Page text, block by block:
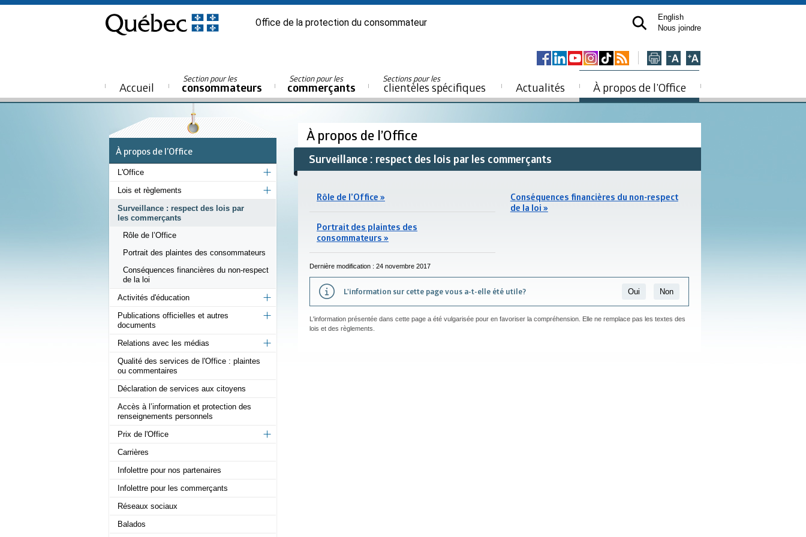
Office de la protection du consommateur
English
Nous joindre
Accueil
Section pour les
consommateurs
Section pour les
commerçants
Sections pour les
clientèles spécifiques Actualités À propos de l’Office
À propos de l’Office
L'Office
Lois et règlements
Surveillance : respect des lois par
les commerçants
Rôle de l’Office
Portrait des plaintes des consommateurs
Conséquences financières du non-respect
de la loi
Activités d'éducation
Publications officielles et autres
documents
Relations avec les médias
Qualité des services de l'Office : plaintes
ou commentaires
Déclaration de services aux citoyens
Accès à l’information et protection des
renseignements personnels
Prix de l'Office
Carrières
Infolettre pour nos partenaires
Infolettre pour les commerçants
Réseaux sociaux
Balados
À propos de l’Office
Surveillance : respect des lois par les commerçants
Rôle de l’Office »
Portrait des plaintes des
consommateurs »
Conséquences financières du non-respect
de la loi »
Dernière modification : 24 novembre 2017
L'information sur cette page vous a-t-elle été utile? Oui Non
L'information présentée dans cette page a été vulgarisée pour en favoriser la compréhension. Elle ne remplace pas les textes des
lois et des règlements.